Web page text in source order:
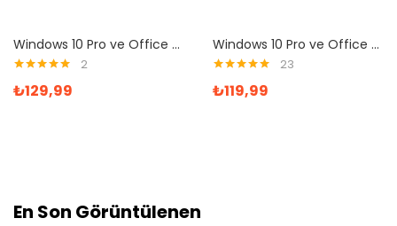
Windows 10 Pro ve Office 2016 Pro Plus Dijital Lisans Anahtarı
5.00oy aldı
2
₺129,99
Windows 10 Pro ve Office 2019 Pro Plus Dijital Lisans Anahtarı
5.00
oy aldı
23
₺119,99
En Son Görüntülenen